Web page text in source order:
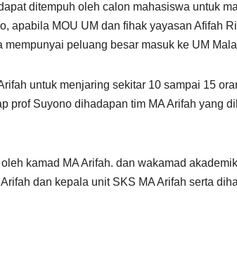
ditempuh oleh calon mahasiswa untuk
apabila MOU UM dan fihak yayasan Afifah
peluang besar masuk ke UM
untuk menjaring sekitar 10 sampai 15
prof Suyono dihadapan tim MA Arifah yang
kamad MA Arifah. dan wakamad akademik
dan kepala unit SKS MA Arifah serta